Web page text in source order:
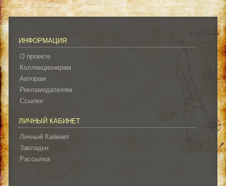
ИНФОРМАЦИЯ
О проекте
Коллекционерам
Авторам
Рекламодателям
Ссылки
ЛИЧНЫЙ КАБИНЕТ
Личный Кабинет
Закладки
Рассылка